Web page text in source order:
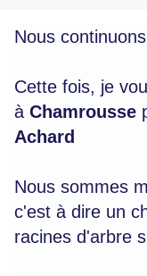
Nous
Cette fois, je
à Chamrousse
Achard
Nous sommes
c'est à dire un
racines d'arbre